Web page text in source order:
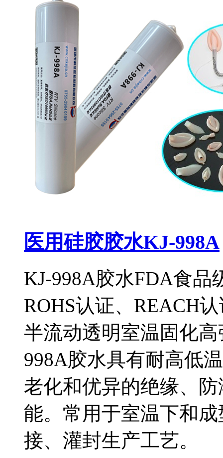
医用硅胶胶水KJ-998A
KJ-998A胶水FDA食品
ROHS认证、REACH
半流动透明室温固化
998A胶水具有耐高低
老化和优异的绝缘、
能。常用于室温下和
接、灌封生产工艺。